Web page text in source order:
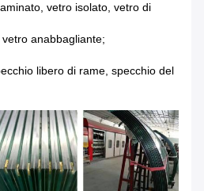
vetro isolato, vetro di
anabbagliante;
libero di rame, specchio del